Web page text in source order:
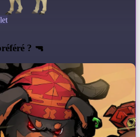
? 🔫